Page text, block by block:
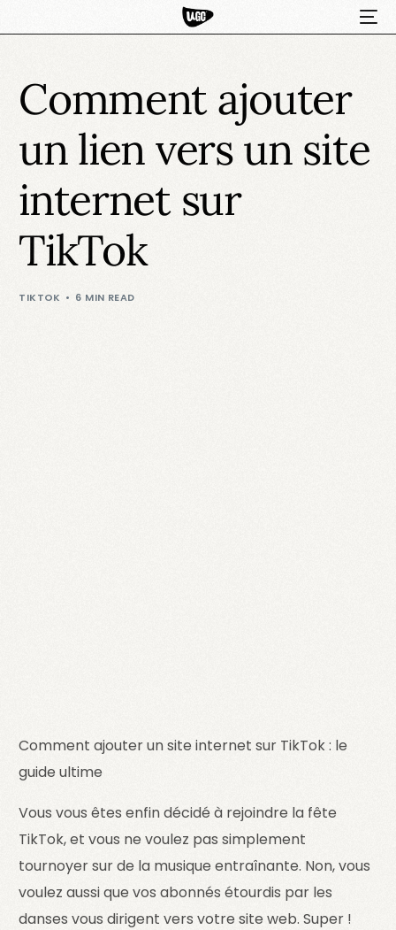
Comment ajouter
un lien vers un site
internet sur
TikTok
TIKTOK 6 MIN READ
Comment ajouter un site internet sur TikTok : le
guide ultime
Vous vous êtes enfin décidé à rejoindre la fête
TikTok, et vous ne voulez pas simplement
tournoyer sur de la musique entraînante. Non, vous
voulez aussi que vos abonnés étourdis par les
danses vous dirigent vers votre site web. Super !
HOT